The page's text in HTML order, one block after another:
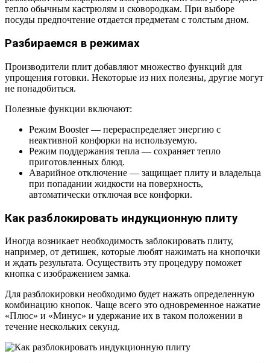
тепло обычным кастрюлям и сковородкам. При выборе
посуды предпочтение отдается предметам с толстым дном.
Разбираемся в режимах
Производители плит добавляют множество функций для
упрощения готовки. Некоторые из них полезны, другие могут
не понадобиться.
Полезные функции включают:
Режим Booster — перераспределяет энергию с
неактивной конфорки на используемую.
Режим поддержания тепла — сохраняет тепло
приготовленных блюд.
Аварийное отключение — защищает плиту и владельца
при попадании жидкости на поверхность,
автоматически отключая все конфорки.
Как разблокировать индукционную плиту
Иногда возникает необходимость заблокировать плиту,
например, от детишек, которые любят нажимать на кнопочки
и ждать результата. Осуществить эту процедуру поможет
кнопка с изображением замка.
Для разблокировки необходимо будет нажать определенную
комбинацию кнопок. Чаще всего это одновременное нажатие
«Плюс» и «Минус» и удержание их в таком положении в
течение нескольких секунд.